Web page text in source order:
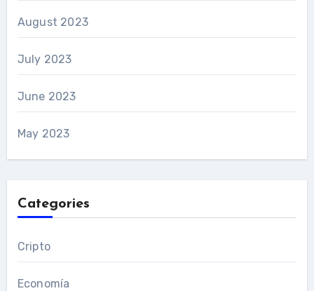
August 2023
July 2023
June 2023
May 2023
Categories
Cripto
Economía